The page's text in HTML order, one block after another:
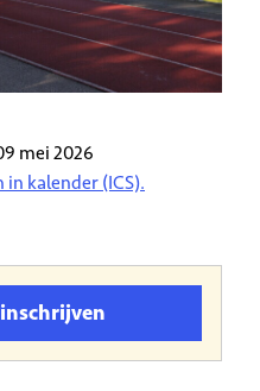
mei 2026
in kalender (ICS).